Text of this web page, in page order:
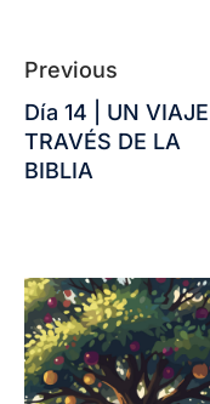
Previous
Día 14 | UN
TRAVÉS DE LA
BIBLIA